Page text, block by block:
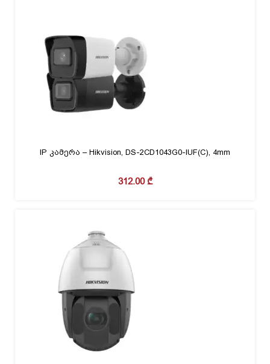
IP კამერა – Hikvision, DS-2CD1043G0-IUF(C), 4mm
312.00₾